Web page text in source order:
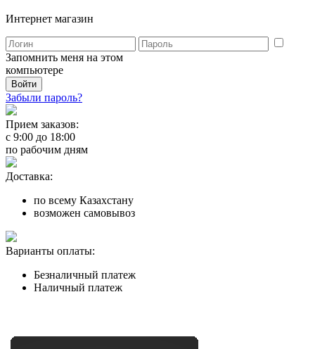
Интернет магазин
Запомнить меня на этом
компьютере
Забыли пароль?
Прием заказов:
с 9:00 до 18:00
по рабочим дням
Доставка:
по всему Казахстану
возможен самовывоз
Варианты оплаты:
Безналичный платеж
Наличный платеж